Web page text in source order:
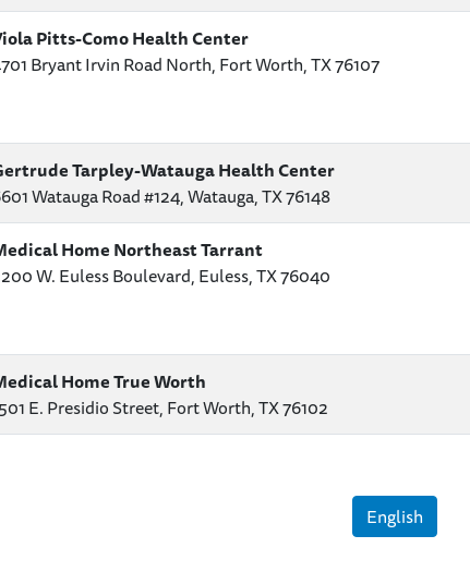
Pitts-Como Health Center
Bryant Irvin Road North, Fort Worth, TX 76107
Tarpley-Watauga Health Center
Watauga Road #124, Watauga, TX 76148
Home Northeast Tarrant
W. Euless Boulevard, Euless, TX 76040
Home True Worth
E. Presidio Street, Fort Worth, TX 76102
English